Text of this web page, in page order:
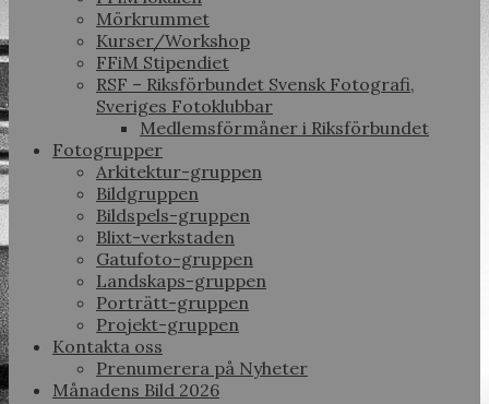
Mörkrummet
Kurser/Workshop
FFiM Stipendiet
RSF – Riksförbundet Svensk Fotografi,
Sveriges Fotoklubbar
Medlemsförmåner i Riksförbundet
Fotogrupper
Arkitektur-gruppen
Bildgruppen
Bildspels-gruppen
Blixt-verkstaden
Gatufoto-gruppen
Landskaps-gruppen
Porträtt-gruppen
Projekt-gruppen
Kontakta oss
Prenumerera på Nyheter
Månadens Bild 2026